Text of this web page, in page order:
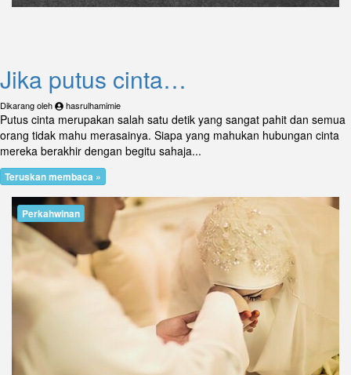
Jika putus cinta…
Dikarang oleh hasrulhamimie
Putus cinta merupakan salah satu detik yang sangat pahit dan semua
orang tidak mahu merasainya. Siapa yang mahukan hubungan cinta
mereka berakhir dengan begitu sahaja...
Teruskan membaca »
Perkahwinan